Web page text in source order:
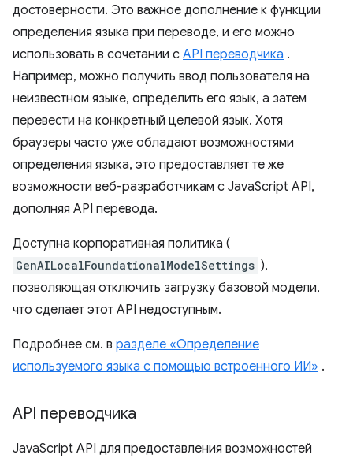
достоверности. Это важное дополнение к функции
определения языка при переводе, и его можно
использовать в сочетании с API переводчика .
Например, можно получить ввод пользователя на
неизвестном языке, определить его язык, а затем
перевести на конкретный целевой язык. Хотя
браузеры часто уже обладают возможностями
определения языка, это предоставляет те же
возможности веб-разработчикам с JavaScript API,
дополняя API перевода.
Доступна корпоративная политика (
GenAILocalFoundationalModelSettings ),
позволяющая отключить загрузку базовой модели,
что сделает этот API недоступным.
Подробнее см. в разделе «Определение
используемого языка с помощью встроенного ИИ» .
API переводчика
JavaScript API для предоставления возможностей